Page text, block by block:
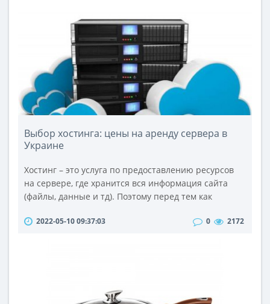
жизни.Являясь членом совета директоров CSA,
организации, разработавшей открытый станда..
Выбор хостинга: цены на аренду сервера в
Украине
Хостинг – это услуга по предоставлению ресурсов
на сервере, где хранится вся информация сайта
(файлы, данные и тд). Поэтому перед тем как
работу, необходимо детально разобраться в
2022-05-10 09:37:03 0 2172